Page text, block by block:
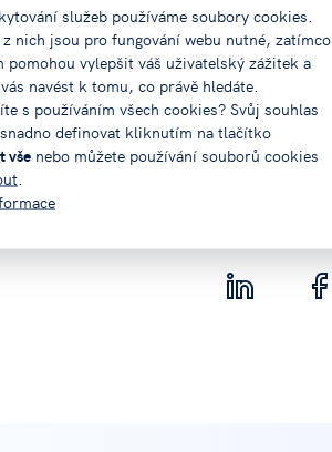
služeb používáme soubory cookies.
z nich jsou pro fungování webu nutné, zatímco
pomohou vylepšit váš uživatelský zážitek a
navést k tomu, co právě hledáte.
s používáním všech cookies? Svůj souhlas
definovat kliknutím na tlačítko
vše nebo můžete používání souborů cookies
radimec@jvtp.cz